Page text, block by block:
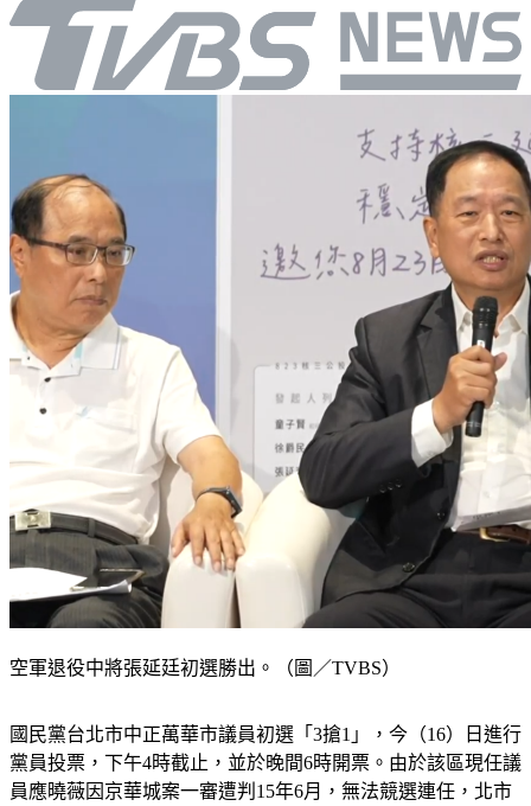
空軍退役中將張延廷初選勝出。（圖／TVBS）
國民黨台北市中正萬華市議員初選「3搶1」，今（16）日進行
黨員投票，下午4時截止，並於晚間6時開票。由於該區現任議
員應曉薇因京華城案一審遭判15年6月，無法競選連任，北市